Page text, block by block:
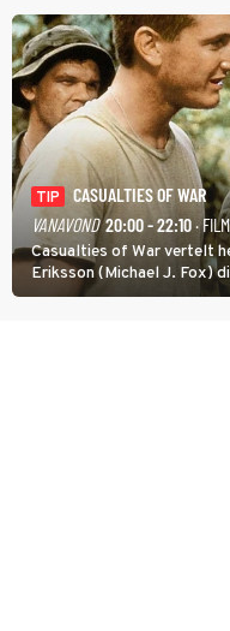
TIP
CASUALTIES OF WAR
VANAVOND 20:00 - 22:10· FILM
Casualties of War vertelt
Eriksson (Michael J. Fox)
tijdens de Vietnamoorlog.